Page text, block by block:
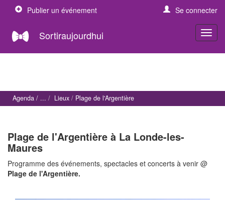
Publier un événement Se connecter
Sortiraujourdhui
Agenda Lieux Plage de l'Argentière
Plage de l'Argentière à La Londe-les-
Maures
Programme des événements, spectacles et concerts à venir @
Plage de l'Argentière.